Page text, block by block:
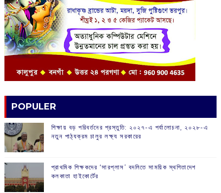
POPULER
শিক্ষায় বড় পরিবর্তনের প্রস্তুতি: ২০২৭-এ পর্যালোচনা, ২০২৮-এ
নতুন পাঠ্যক্রম চালুর লক্ষ্য সরকারের
প্রাথমিক শিক্ষকদের ‘সারপ্লাস’ বদলিতে সাময়িক স্থগিতাদেশ
কলকাতা হাইকোর্টের